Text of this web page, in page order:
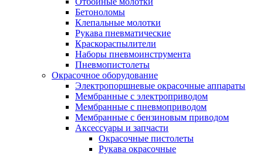
Бетоноломы
Клепальные молотки
Рукава пневматические
Краскораспылители
Наборы пневмоинструмента
Пневмопистолеты
Окрасочное оборудование
Электропоршневые окрасочные аппараты
Мембранные с электроприводом
Мембранные с пневмоприводом
Мембранные с бензиновым приводом
Аксессуары и запчасти
Окрасочные пистолеты
Рукава окрасочные